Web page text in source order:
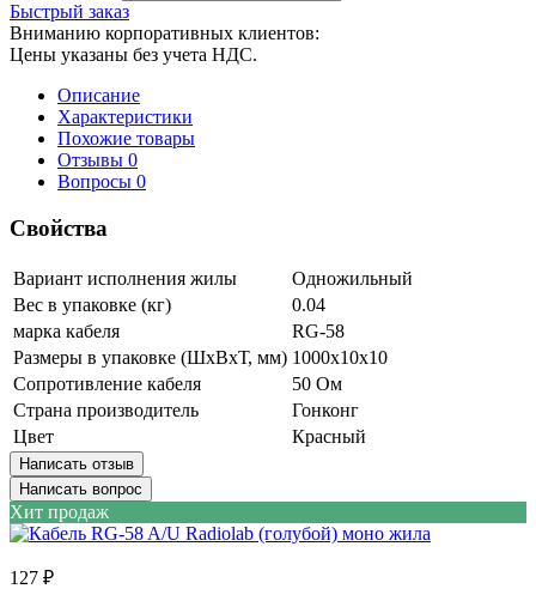
Быстрый заказ
Вниманию корпоративных клиентов:
Цены указаны без учета НДС.
Описание
Характеристики
Похожие товары
Отзывы 0
Вопросы 0
Свойства
Вариант исполнения жилы
Одножильный
Вес в упаковке (кг)
0.04
марка кабеля
RG-58
Размеры в упаковке (ШxВxТ, мм) 1000x10x10
Сопротивление кабеля
50 Ом
Страна производитель
Гонконг
Цвет
Красный
Написать отзыв
Написать вопрос
Хит продаж
127 ₽